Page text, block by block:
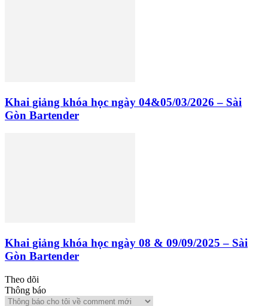
Khai giảng khóa học ngày 04&05/03/2026 – Sài
Gòn Bartender
Khai giảng khóa học ngày 08 & 09/09/2025 – Sài
Gòn Bartender
Theo dõi
Thông báo